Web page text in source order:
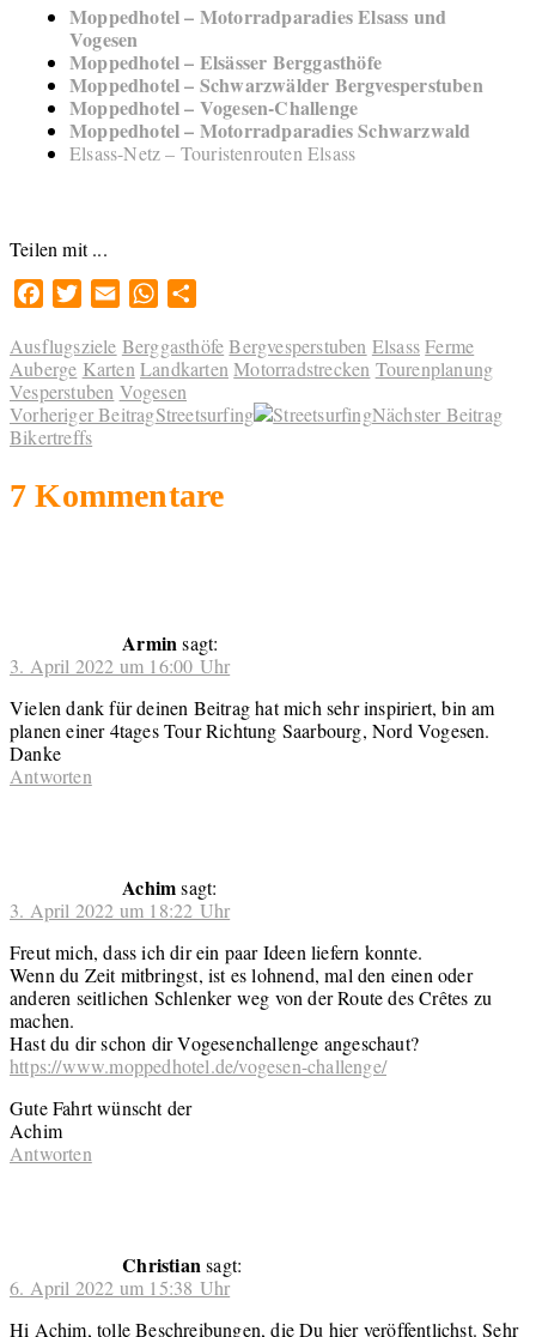
Moppedhotel – Motorradparadies Elsass und
Vogesen
Moppedhotel – Elsässer Berggasthöfe
Moppedhotel – Schwarzwälder Bergvesperstuben
Moppedhotel – Vogesen-Challenge
Moppedhotel – Motorradparadies Schwarzwald
Elsass-Netz – Touristenrouten Elsass
Teilen mit ...
FacebookTwitterEmail WhatsApp
Ausflugsziele Berggasthöfe Bergvesperstuben Elsass Ferme
Auberge Karten Landkarten Motorradstrecken Tourenplanung
Vesperstuben Vogesen
Vorheriger BeitragStreetsurfing
Nächster Beitrag
Bikertreffs
7 Kommentare
Armin sagt:
3. April 2022 um 16:00 Uhr
Vielen dank für deinen Beitrag hat mich sehr inspiriert, bin am
planen einer 4tages Tour Richtung Saarbourg, Nord Vogesen.
Danke
Antworten
Achim sagt:
3. April 2022 um 18:22 Uhr
Freut mich, dass ich dir ein paar Ideen liefern konnte.
Wenn du Zeit mitbringst, ist es lohnend, mal den einen oder
anderen seitlichen Schlenker weg von der Route des Crêtes zu
machen.
Hast du dir schon dir Vogesenchallenge angeschaut?
https://www.moppedhotel.de/vogesen-challenge/
Gute Fahrt wünscht der
Achim
Antworten
Christian sagt:
6. April 2022 um 15:38 Uhr
Hi Achim, tolle Beschreibungen, die Du hier veröffentlichst. Sehr